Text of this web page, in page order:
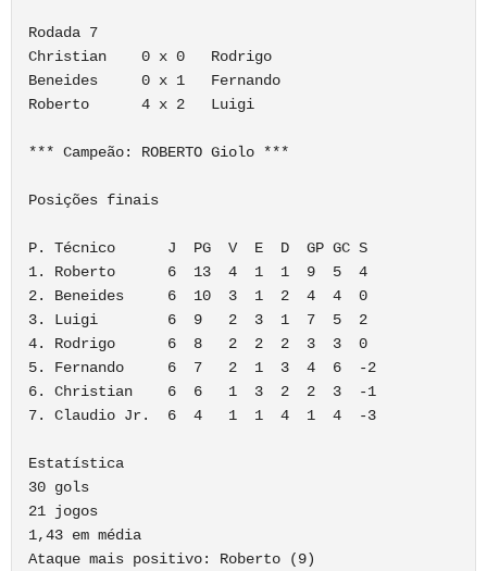
Rodada 7
Christian    0 x 0   Rodrigo
Beneides     0 x 1   Fernando
Roberto      4 x 2   Luigi
*** Campeão: ROBERTO Giolo ***
Posições finais
P. Técnico      J  PG  V  E  D  GP GC S
1. Roberto      6  13  4  1  1  9  5  4
2. Beneides     6  10  3  1  2  4  4  0
3. Luigi        6  9   2  3  1  7  5  2
4. Rodrigo      6  8   2  2  2  3  3  0
5. Fernando     6  7   2  1  3  4  6  -2
6. Christian    6  6   1  3  2  2  3  -1
7. Claudio Jr.  6  4   1  1  4  1  4  -3
Estatística
30 gols
21 jogos
1,43 em média
Ataque mais positivo: Roberto (9)